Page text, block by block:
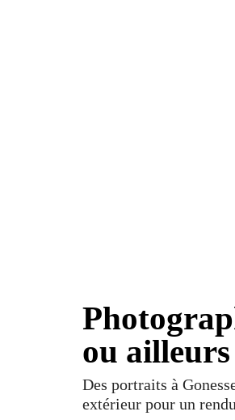
ou ailleurs
Des portraits à
extérieur pour un